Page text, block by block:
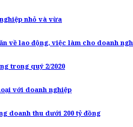
nhỏ và vừa
về lao động, việc làm cho doanh
trong quý 2/2020
với doanh nghiệp
doanh thu dưới 200 tỷ đồng